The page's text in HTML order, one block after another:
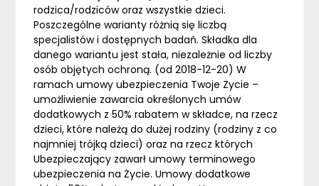
rodzica/rodziców oraz wszystkie dzieci.
Poszczególne warianty różnią się liczbą
specjalistów i dostępnych badań. Składka dla
danego wariantu jest stała, niezależnie od liczby
osób objętych ochroną. (od 2018-12-20) W
ramach umowy ubezpieczenia Twoje Zycie –
umożliwienie zawarcia określonych umów
dodatkowych z 50% rabatem w składce, na rzecz
dzieci, które należą do dużej rodziny (rodziny z co
najmniej trójką dzieci) oraz na rzecz których
Ubezpieczający zawarł umowy terminowego
ubezpieczenia na Życie. Umowy dodatkowe